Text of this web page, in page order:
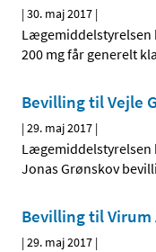
|30. maj 2017 |
Lægemiddelstyrelsen
200 mg får generelt
Bevilling til Vejle
|29. maj 2017 |
Lægemiddelstyrelsen
Jonas Grønskov
Bevilling til Virum
|29. maj 2017 |